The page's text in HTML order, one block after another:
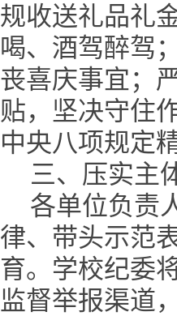
规收送礼品礼
喝、酒驾醉驾
丧喜庆事宜；
贴，坚决守住
中央八项规定
三、压实主
各单位负责
律、带头示范
育。学校纪委
监督举报渠道